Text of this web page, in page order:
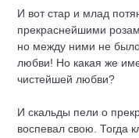
И вот стар и млад
прекраснейшими роза
но между ними не
любви! Но какая же
чистейшей любви?
И скальды пели о
воспевал свою. Тогда